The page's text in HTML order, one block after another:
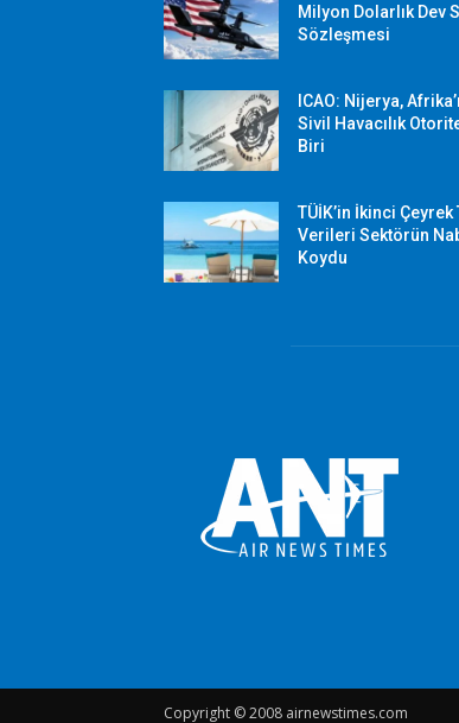
Milyon Dolarlık Dev
Sözleşmesi
ICAO: Nijerya,
Sivil Havacılık
Biri
TÜİK’in İkinci
Verileri Sektörün
Koydu
Copyright © 2008 airnewstimes.com